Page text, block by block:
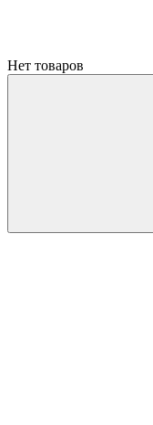
Нет товаров